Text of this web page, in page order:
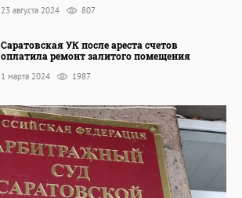
23 августа 2024 807
Саратовская УК после ареста счетов
оплатила ремонт залитого помещения
1 марта 2024 1987